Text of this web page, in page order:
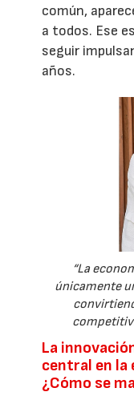
común,
a todos. Ese
seguir
años.
“La
únicamente
La
central en la
¿Cómo se